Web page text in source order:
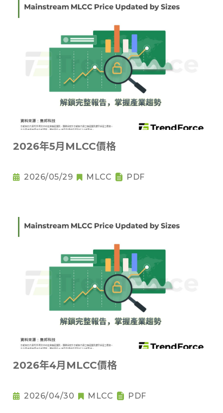
2026年5月MLCC價格
2026/05/29 MLCC PDF
2026年4月MLCC價格
2026/04/30 MLCC PDF